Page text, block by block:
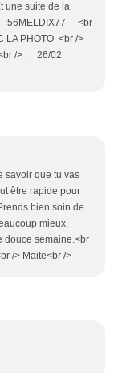
une suite de la
56MELDIX77 <br
PHOTO <br />
/> . 26/02
savoir que tu vas
être rapide pour
bien soin de
mieux,
douce semaine.<br
/> Maite<br />